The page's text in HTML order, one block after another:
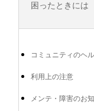
困ったときには
コミュニティのヘ
利用上の注意
メンテ・障害のお